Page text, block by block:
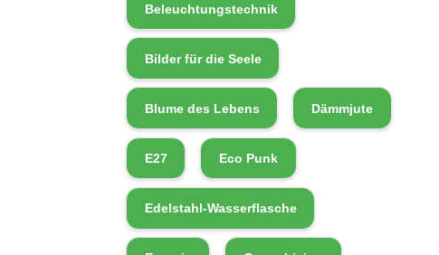
Beleuchtungstechnik
Bilder für die Seele
Blume des Lebens Dämmjute
E27 Eco Punk
Edelstahl-Wasserflasche